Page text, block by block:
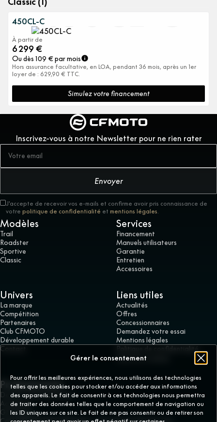
Gérer le consentement
Pour offrir les meilleures expériences, nous utilisons des technologies
telles que les cookies pour stocker et/ou accéder aux informations
des appareils. Le fait de consentir à ces technologies nous permettra
de traiter des données telles que le comportement de navigation ou
les ID uniques sur ce site. Le fait de ne pas consentir ou de retirer son
450CL-C450CL-C
À partir de
6 299€
Ou dès 109 € par mois
Hors assurance facultative, en LOA, pendant 36 mois, après un 1er
loyer de : 629,90 € TTC.
Simulez votre financement
Inscrivez-vous à notre Newsletter pour ne rien rater
Envoyer
J'accepte de recevoir vos e-mails et confirme avoir pris connaissance de
votre politique de confidentialité et mentions légales
Modèles
Trail
Roadster
Sportive
Classic
Services
Financement
Manuels utilisateurs
Garantie
Entretien
Accessoires
Univers
La marque
Compétition
Partenaires
Club CFMOTO
Développement durable
Contact
Liens utiles
Actualités
Offres
Concessionnaires
Demandez votre essai
Mentions légales
Politique de confidentialité
Gérer les cookies
Professionnels
Devenir concessionnaire
Accès pro
GD France